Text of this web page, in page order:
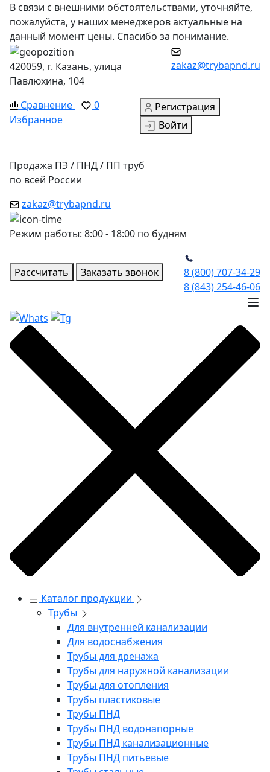
В связи с внешними обстоятельствами, уточняйте,
пожалуйста, у наших менеджеров актуальные на
данный момент цены. Спасибо за понимание.
420059, г. Казань, улица
Павлюхина, 104
zakaz@trybapnd.ru
Сравнение
0
Избранное
Регистрация
Войти
Продажа ПЭ / ПНД / ПП труб
по всей России
zakaz@trybapnd.ru
Режим работы: 8:00 - 18:00 по будням
Рассчитать Заказать звонок
8 (800) 707-34-29
8 (843) 254-46-06
Каталог продукции
Трубы
Для внутренней канализации
Для водоснабжения
Трубы для дренажа
Трубы для наружной канализации
Трубы для отопления
Трубы пластиковые
Трубы ПНД
Трубы ПНД водонапорные
Трубы ПНД канализационные
Трубы ПНД питьевые